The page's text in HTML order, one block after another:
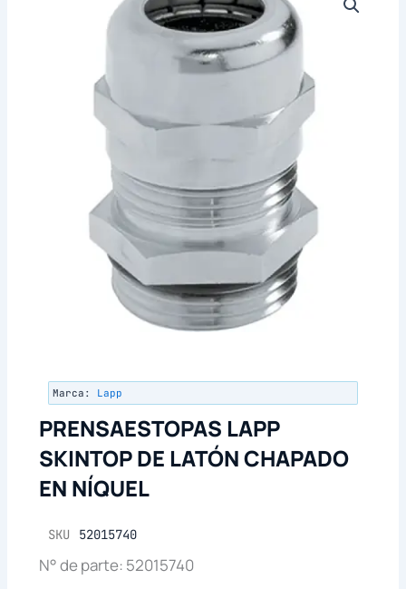
Marca: Lapp
PRENSAESTOPAS LAPP
SKINTOP DE LATÓN CHAPADO
EN NÍQUEL
SKU 52015740
N° de parte: 52015740